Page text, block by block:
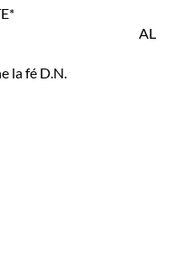
24/7 AL
la fé D.N.